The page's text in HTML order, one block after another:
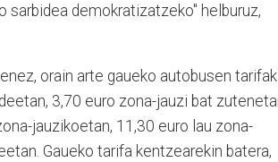
sarbidea demokratizatzeko" helburuz,
orain arte gaueko autobusen tarifak
3,70 euro zona-jauzi bat
jauzikoetan, 11,30 euro lau zona-
Gaueko tarifa kentzearekin batera,